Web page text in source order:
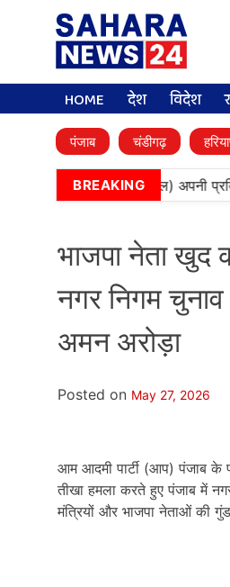
HOME देश विदेश
पंजाब चंडीगढ़
BREAKING
‘बेअदबी’ पार्टी (अकाली दल) अपनी
भाजपा नेता खुद
नगर निगम चुनाव
अमन अरोड़ा
Posted on May 27, 2026
आम आदमी पार्टी (आप) पंजाब के
तीखा हमला करते हुए पंजाब में
मंत्रियों और भाजपा नेताओं की